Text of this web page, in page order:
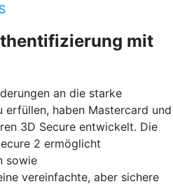
mit
an die starke
erfüllen, haben Mastercard und
3D Secure entwickelt. Die
2 ermöglicht
sowie
vereinfachte, aber sichere